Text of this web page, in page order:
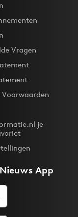
Vragen
Voorwaarden
je
App